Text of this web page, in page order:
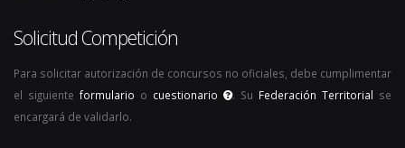
Solicitud Competición
Para solicitar autorización de concursos no oficiales, debe cumplimentar
el siguiente formulario o cuestionario . Su Federación Territorial se
encargará de validarlo.